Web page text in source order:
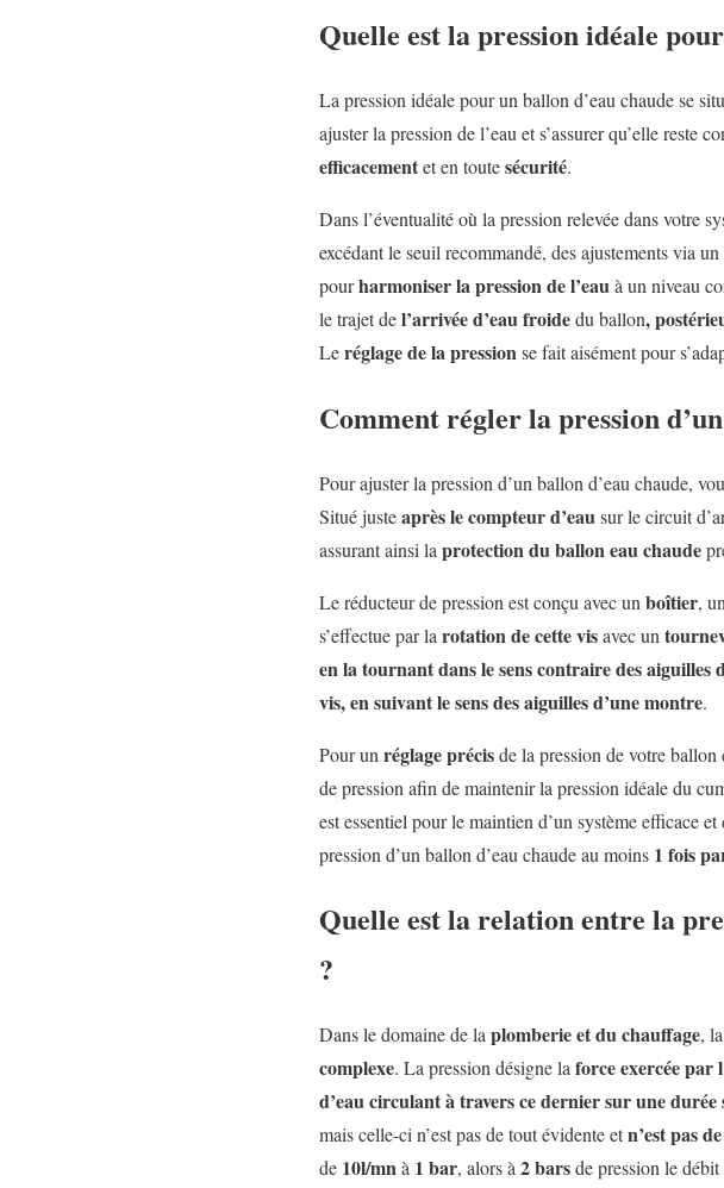
Quelle est la pression idéale
La pression idéale pour un ballon d’eau chaude se
ajuster la pression de l’eau et s’assurer qu’elle reste
efficacementet en toutesécurité.
Dans l’éventualité où la pression relevée dans votre
excédant le seuil recommandé, des ajustements via un
pourharmoniser la pression de l’eauà un niveau
le trajet del’arrivée d’eau froidedu ballon,
Leréglage de la pressionse fait aisément pour
Comment régler la pression
Pour ajuster la pression d’un ballon d’eau chaude,
Situé justeaprès le compteur d’eau sur le circuit
assurant ainsi la protection du ballon eau chaude
Le réducteur de pression est conçu avec un boîtier, un
s’effectue par la rotation de cette visavec un
en la tournant dans le sens contraire des aiguilles
vis, en suivant le sens des aiguilles d’une montre.
Pour un réglage précisde la pression de votre ballon
de pression afin de maintenir la pression idéale du
est essentiel pour le maintien d’un système efficace
pression d’un ballon d’eau chaude au moins 1 fois
Quelle est la relation entre la
?
Dans le domaine de laplomberie et du chauffage, la
complexe. La pression désigne laforce exercée par
d’eau circulant à travers ce dernier sur une durée
mais celle-ci n’est pas de tout évidente etn’est pas
de 10l/mnà 1 bar, alors à2 barsde pression le débit